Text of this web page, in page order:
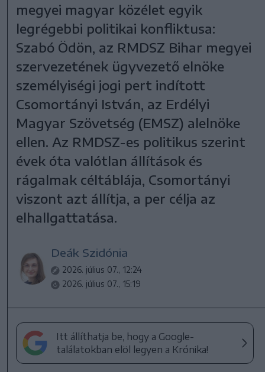
megyei magyar közélet egyik
legrégebbi politikai konfliktusa:
Szabó Ödön, az RMDSZ Bihar megyei
szervezetének ügyvezető elnöke
személyiségi jogi pert indított
Csomortányi István, az Erdélyi
Magyar Szövetség (EMSZ) alelnöke
ellen. Az RMDSZ-es politikus szerint
évek óta valótlan állítások és
rágalmak céltáblája, Csomortányi
viszont azt állítja, a per célja az
elhallgattatása.
Deák Szidónia
2026. július 07., 12:24
2026. július 07., 15:19
Itt állíthatja be, hogy a Google-
találatokban elöl legyen a Krónika!